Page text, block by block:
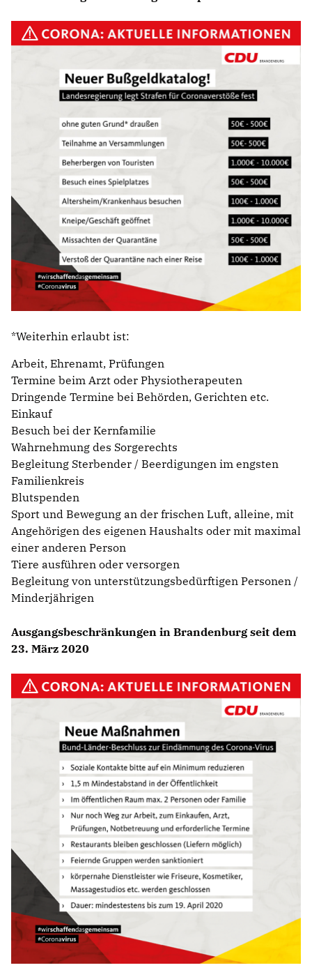
*Weiterhin erlaubt ist:
Arbeit, Ehrenamt, Prüfungen
‍Termine beim Arzt oder Physiotherapeuten
‍Dringende Termine bei Behörden, Gerichten etc.
Einkauf
Besuch bei der Kernfamilie
Wahrnehmung des Sorgerechts
Begleitung Sterbender / Beerdigungen im engsten
Familienkreis
Blutspenden
‍Sport und Bewegung an der frischen Luft, alleine, mit
Angehörigen des eigenen Haushalts oder mit maximal
einer anderen Person
Tiere ausführen oder versorgen
Begleitung von unterstützungsbedürftigen Personen /
Minderjährigen
Ausgangsbeschränkungen in Brandenburg seit dem
23. März 2020